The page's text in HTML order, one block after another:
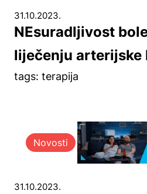
31.10.2023.
NEsuradljivost
liječenju arterijske
tags: terapija
Novosti
31.10.2023.